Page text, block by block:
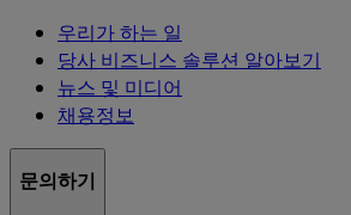
우리가 하는 일
당사 비즈니스 솔루션 알아보기
뉴스 및 미디어
채용정보
문의하기